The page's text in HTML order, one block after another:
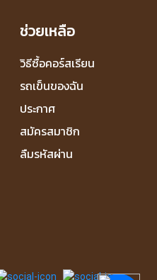
ช่วยเหลือ
วิธีซื้อคอร์สเรียน
รถเข็นของฉัน
ประกาศ
สมัครสมาชิก
ลืมรหัสผ่าน